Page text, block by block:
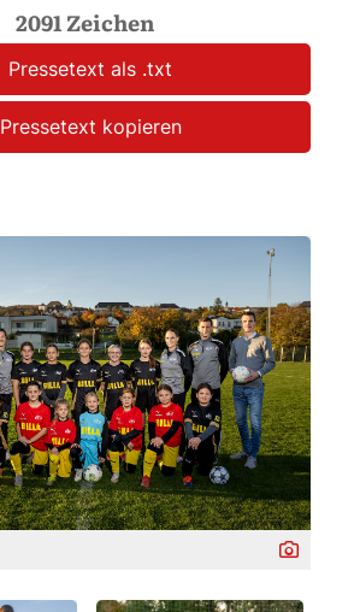
2091 Zeichen
Pressetext als .txt
Pressetext kopieren